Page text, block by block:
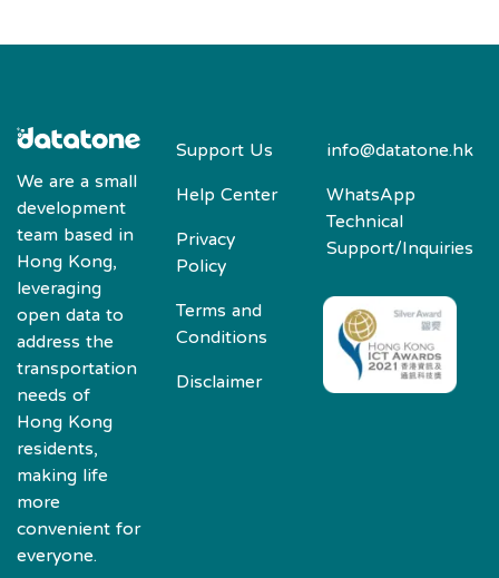
We are a small
development
team based in
Hong Kong,
leveraging
open data to
address the
transportation
needs of
Hong Kong
residents,
making life
more
convenient for
everyone.
Support Us
Help Center
Privacy
Policy
Terms and
Conditions
Disclaimer
info@datatone.hk
WhatsApp
Technical
Support/Inquiries